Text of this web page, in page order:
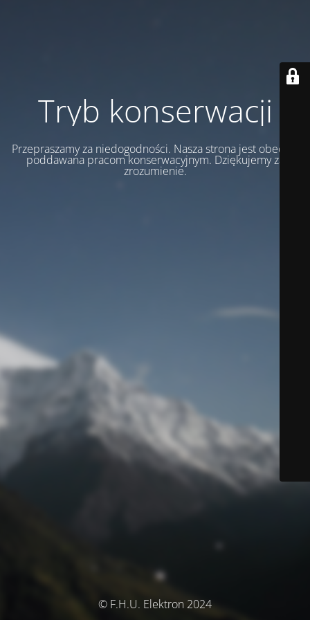
Tryb konserwacji
Przepraszamy za niedogodności. Nasza strona jest obecnie
poddawana pracom konserwacyjnym. Dziękujemy za
zrozumienie.
© F.H.U. Elektron 2024